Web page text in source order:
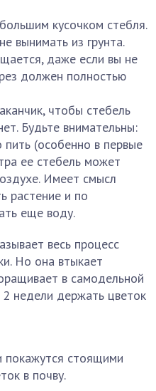
кусочком стебля.
вынимать из грунта.
даже если вы не
должен полностью
чтобы стебель
Будьте внимательны:
пить (особенно в первые
ее стебель может
Имеет смысл
растение и по
еще воду.
весь процесс
Но она втыкает
в самодельной
недели держать цветок
покажутся стоящими
в почву.